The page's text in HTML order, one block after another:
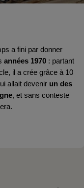
a fini par donner
années 1970 : partant
il a crée grâce à 10
allait devenir un des
, et sans conteste